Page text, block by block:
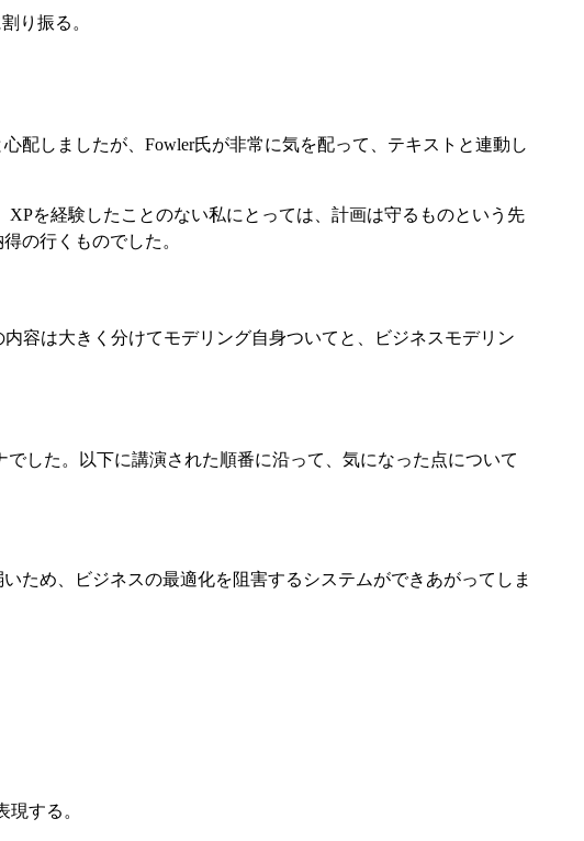
り振る。
配しましたが、Fowler氏が非常に気を配って、テキストと連動し
を経験したことのない私にとっては、計画は守るものという先
の行くものでした。
容は大きく分けてモデリング自身ついてと、ビジネスモデリン
した。以下に講演された順番に沿って、気になった点について
ため、ビジネスの最適化を阻害するシステムができあがってしま
する。